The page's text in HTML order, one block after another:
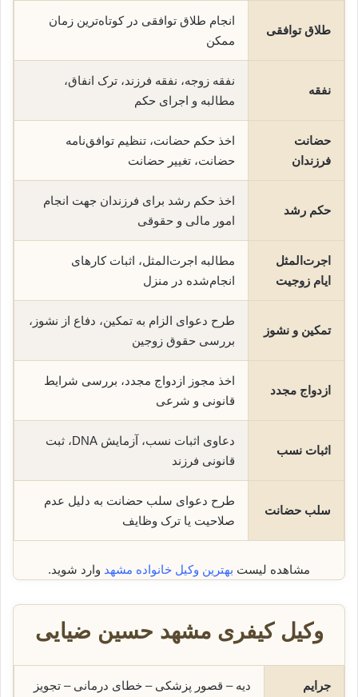
طلاق توافقی
انجام طلاق توافقی در کوتاه‌ترین زمان
ممکن
نفقه
نفقه زوجه، نفقه فرزند، ترک انفاق،
مطالبه و اجرای حکم
حضانت
فرزندان
اخذ حکم حضانت، تنظیم توافق‌نامه
حضانت، تغییر حضانت
حکم رشد
اخذ حکم رشد برای فرزندان جهت انجام
امور مالی و حقوقی
اجرت‌المثل
ایام زوجیت
مطالبه اجرت‌المثل، اثبات کارهای
انجام‌شده در منزل
تمکین و نشوز
طرح دعوای الزام به تمکین، دفاع از نشوز،
بررسی حقوق زوجین
ازدواج مجدد
اخذ مجوز ازدواج مجدد، بررسی شرایط
قانونی و شرعی
اثبات نسب
دعاوی اثبات نسب، آزمایش DNA، ثبت
قانونی فرزند
سلب حضانت
طرح دعوای سلب حضانت به دلیل عدم
صلاحیت یا ترک وظایف
مشاهده لیست بهترین وکیل خانواده مشهد وارد شوید.
وکیل کیفری مشهد حسین ضیایی
جرایم
دیه – قصور پزشکی – خطای درمانی – تجویز